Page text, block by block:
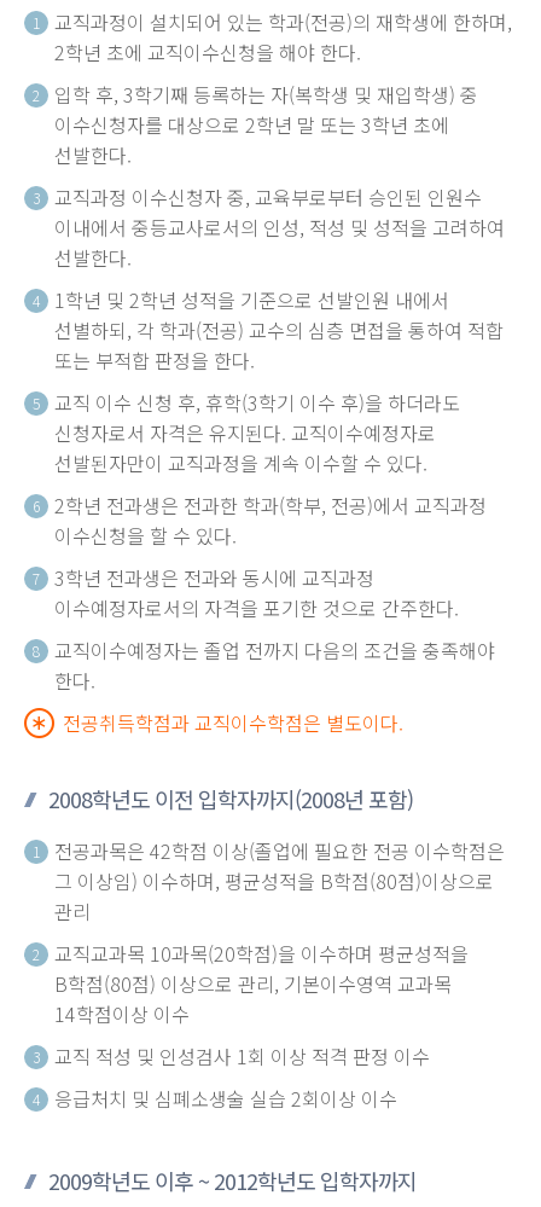
1
교직과정이 설치되어 있는 학과(전공)의 재학생에 한하며,
2학년 초에 교직이수신청을 해야 한다.
2
입학 후, 3학기째 등록하는 자(복학생 및 재입학생) 중
이수신청자를 대상으로 2학년 말 또는 3학년 초에
선발한다.
3
교직과정 이수신청자 중, 교육부로부터 승인된 인원수
이내에서 중등교사로서의 인성, 적성 및 성적을 고려하여
선발한다.
4
1학년 및 2학년 성적을 기준으로 선발인원 내에서
선별하되, 각 학과(전공) 교수의 심층 면접을 통하여 적합
또는 부적합 판정을 한다.
5
교직 이수 신청 후, 휴학(3학기 이수 후)을 하더라도
신청자로서 자격은 유지된다. 교직이수예정자로
선발된자만이 교직과정을 계속 이수할 수 있다.
6
2학년 전과생은 전과한 학과(학부, 전공)에서 교직과정
이수신청을 할 수 있다.
7
3학년 전과생은 전과와 동시에 교직과정
이수예정자로서의 자격을 포기한 것으로 간주한다.
8
교직이수예정자는 졸업 전까지 다음의 조건을 충족해야
한다.
전공취득학점과 교직이수학점은 별도이다.
2008학년도 이전 입학자까지(2008년 포함)
1
전공과목은 42학점 이상(졸업에 필요한 전공 이수학점은
그 이상임) 이수하며, 평균성적을 B학점(80점)이상으로
관리
2
교직교과목 10과목(20학점)을 이수하며 평균성적을
B학점(80점) 이상으로 관리, 기본이수영역 교과목
14학점이상 이수
3 교직 적성 및 인성검사 1회 이상 적격 판정 이수
4 응급처치 및 심폐소생술 실습 2회이상 이수
2009학년도 이후 ~ 2012학년도 입학자까지